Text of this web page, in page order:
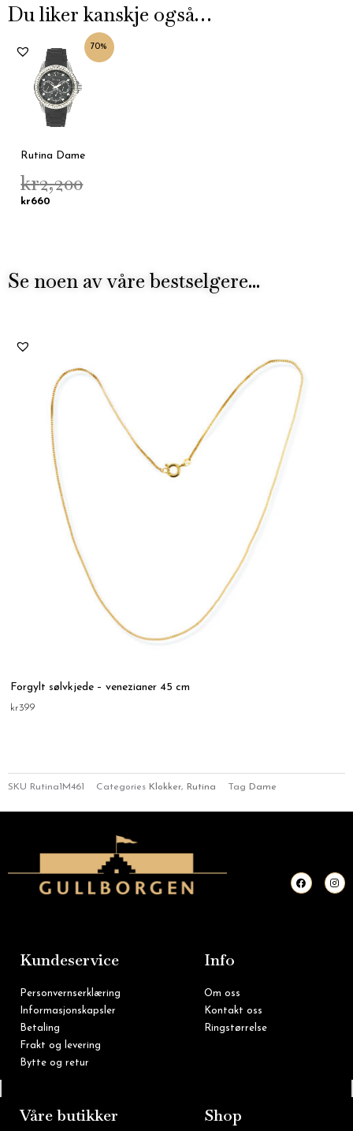
Du liker kanskje også…
70%
Rutina Dame
kr2,200
Opprinnelig
pris
kr660
Nåværende
pris
er:
kr660.
Se noen av våre bestselgere...
Forgylt sølvkjede – venezianer 45 cm
kr399
SKU Rutina1M461 Categories Klokker, Rutina Tag Dame
F
a
c
I
n
s
Kundeservice
Personvernserklæring
Informasjonskapsler
Betaling
Frakt og levering
Bytte og retur
Info
Om oss
Kontakt oss
Ringstørrelse
Våre butikker Shop